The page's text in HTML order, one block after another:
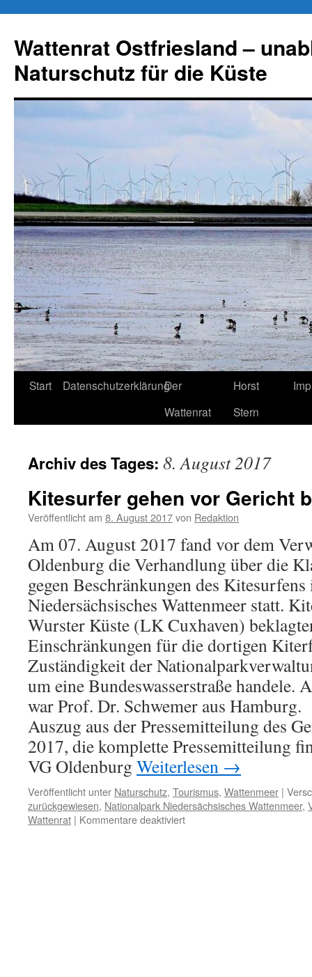
springen
Wattenrat Ostfriesland –
Naturschutz für die Küste
Start DatenschutzerklärungDer
Wattenrat
Horst
Stern
Archiv des Tages: 8. August 2017
Kitesurfer gehen vor Gericht
Veröffentlicht am 8. August 2017von Redaktion
Am 07. August 2017 fand vor dem
Oldenburg die Verhandlung über die
gegen Beschränkungen des
Niedersächsisches Wattenmeer statt.
Wurster Küste (LK Cuxhaven)
Einschränkungen für die dortigen
Zuständigkeit der
um eine Bundeswasserstraße handele.
war Prof. Dr. Schwemer aus Hamburg.
Auszug aus der Pressemitteilung des
2017, die komplette Pressemitteilung
VG Oldenburg Weiterlesen →
Veröffentlicht unter Naturschutz, Tourismus, Wattenmeer |
zurückgewiesen, Nationalpark Niedersächsisches Wattenmeer,
Wattenrat | Kommentare deaktiviertfür